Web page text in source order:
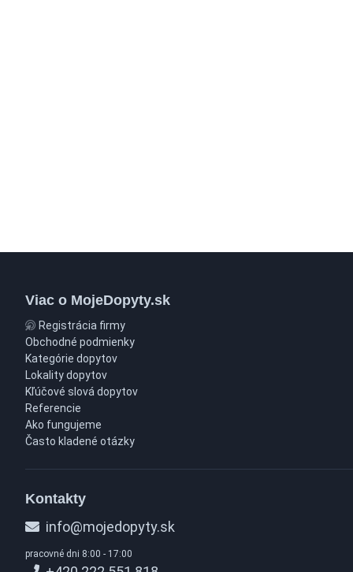
Viac o MojeDopyty.sk
Registrácia firmy
Obchodné podmienky
Kategórie dopytov
Lokality dopytov
Kľúčové slová dopytov
Referencie
Ako fungujeme
Často kladené otázky
Kontakty
info@mojedopyty.sk
pracovné dni 8:00 - 17:00